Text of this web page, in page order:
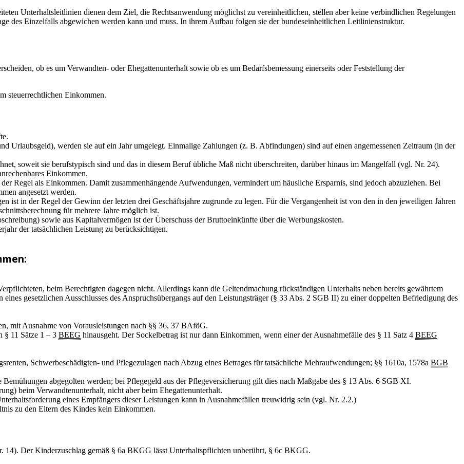
Unterhaltsleitlinien dienen dem Ziel, die Rechtsanwendung möglichst zu vereinheitlichen, stellen aber keine verbindlichen Regelungen
des Einzelfalls abgewichen werden kann und muss. In ihrem Aufbau folgen sie der bundeseinheitlichen Leitlinienstruktur.
ob es um Verwandten- oder Ehegattenunterhalt sowie ob es um Bedarfsbemessung einerseits oder Feststellung der
steuerrechtlichen Einkommen.
Urlaubsgeld), werden sie auf ein Jahr umgelegt. Einmalige Zahlungen (z. B. Abfindungen) sind auf einen angemessenen Zeitraum (in der
soweit sie berufstypisch sind und das in diesem Beruf übliche Maß nicht überschreiten, darüber hinaus im Mangelfall (vgl. Nr. 24).
Einkommen.
Regel als Einkommen. Damit zusammenhängende Aufwendungen, vermindert um häusliche Ersparnis, sind jedoch abzuziehen. Bei
angesetzt werden.
ist in der Regel der Gewinn der letzten drei Geschäftsjahre zugrunde zu legen. Für die Vergangenheit ist von den in den jeweiligen Jahren
für mehrere Jahre möglich ist.
sowie aus Kapitalvermögen ist der Überschuss der Bruttoeinkünfte über die Werbungskosten.
der tatsächlichen Leistung zu berücksichtigen.
beim Berechtigten dagegen nicht. Allerdings kann die Geltendmachung rückständigen Unterhalts neben bereits gewährtem
gesetzlichen Ausschlusses des Anspruchsübergangs auf den Leistungsträger (§ 33 Abs. 2 SGB II) zu einer doppelten Befriedigung des
mit Ausnahme von Vorausleistungen nach §§ 36, 37 BAföG.
§ 11 Sätze 1 – 3 BEEG hinausgeht. Der Sockelbetrag ist nur dann Einkommen, wenn einer der Ausnahmefälle des § 11 Satz 4 BEEG
Schwerbeschädigten- und Pflegezulagen nach Abzug eines Betrages für tatsächliche Mehraufwendungen; §§ 1610a, 1578a BGB
abgegolten werden; bei Pflegegeld aus der Pflegeversicherung gilt dies nach Maßgabe des § 13 Abs. 6 SGB XI.
beim Verwandtenunterhalt, nicht aber beim Ehegattenunterhalt.
eines Empfängers dieser Leistungen kann in Ausnahmefällen treuwidrig sein (vgl. Nr. 2.2.)
zu den Eltern des Kindes kein Einkommen.
Der Kinderzuschlag gemäß § 6a BKGG lässt Unterhaltspflichten unberührt, § 6c BKGG.